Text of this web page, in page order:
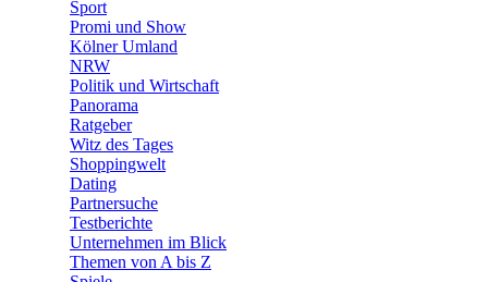
Sport
Promi und Show
Kölner Umland
NRW
Politik und Wirtschaft
Panorama
Ratgeber
Witz des Tages
Shoppingwelt
Dating
Partnersuche
Testberichte
Unternehmen im Blick
Themen von A bis Z